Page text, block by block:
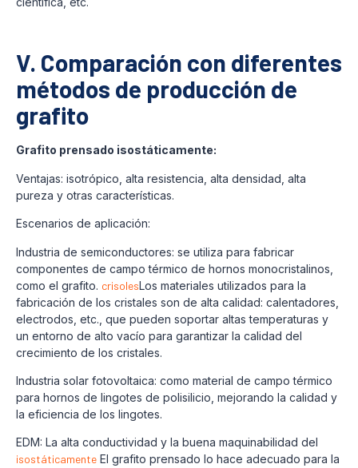
V. Comparación con diferentes
métodos de producción de
grafito
Grafito prensado isostáticamente:
Ventajas: isotrópico, alta resistencia, alta densidad, alta
pureza y otras características.
Escenarios de aplicación:
Industria de semiconductores: se utiliza para fabricar
componentes de campo térmico de hornos monocristalinos,
como el grafito. crisolesLos materiales utilizados para la
fabricación de los cristales son de alta calidad: calentadores,
electrodos, etc., que pueden soportar altas temperaturas y
un entorno de alto vacío para garantizar la calidad del
crecimiento de los cristales.
Industria solar fotovoltaica: como material de campo térmico
para hornos de lingotes de polisilicio, mejorando la calidad y
la eficiencia de los lingotes.
EDM: La alta conductividad y la buena maquinabilidad del
isostáticamente El grafito prensado lo hace adecuado para la